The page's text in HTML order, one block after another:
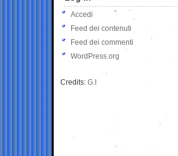
Accedi
Feed dei contenuti
Feed dei commenti
WordPress.org
Credits: G.I